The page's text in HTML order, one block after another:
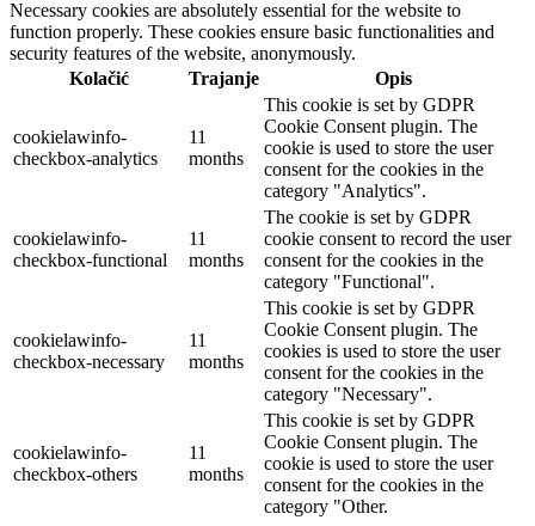
Necessary cookies are absolutely essential for the website to
function properly. These cookies ensure basic functionalities and
security features of the website, anonymously.
Kolačić
Trajanje Opis
cookielawinfo-
checkbox-analytics
11
months
This cookie is set by GDPR
Cookie Consent plugin. The
cookie is used to store the user
consent for the cookies in the
category "Analytics".
cookielawinfo-
checkbox-functional
11
months
The cookie is set by GDPR
cookie consent to record the user
consent for the cookies in the
category "Functional".
cookielawinfo-
checkbox-necessary
11
months
This cookie is set by GDPR
Cookie Consent plugin. The
cookies is used to store the user
consent for the cookies in the
category "Necessary".
cookielawinfo-
checkbox-others
11
months
This cookie is set by GDPR
Cookie Consent plugin. The
cookie is used to store the user
consent for the cookies in the
category "Other.